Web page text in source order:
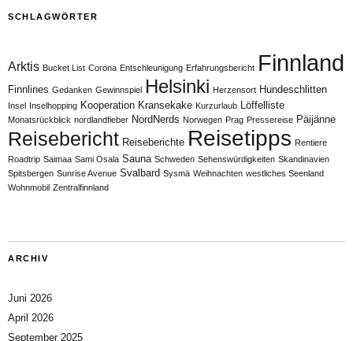
SCHLAGWÖRTER
Arktis Bucket List Corona Entschleunigung Erfahrungsbericht Finnland
Finnlines Gedanken Gewinnspiel Helsinki Herzensort Hundeschlitten
Insel Inselhopping Kooperation Kransekake Kurzurlaub Löffelliste
Monatsrückblick nordlandfieber NordNerds Norwegen Prag Pressereise Päijänne
Reisebericht Reiseberichte Reisetipps Rentiere
Roadtrip Saimaa Sami Osala Sauna Schweden Sehenswürdigkeiten Skandinavien
Spitsbergen Sunrise Avenue Svalbard Sysmä Weihnachten westliches Seenland
Wohnmobil Zentralfinnland
ARCHIV
Juni 2026
April 2026
September 2025